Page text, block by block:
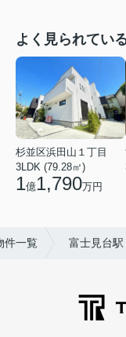
よく見られてい
杉並区浜田山１丁目
3LDK (79.28㎡)
1億1,790万円
件一覧 富士見台駅